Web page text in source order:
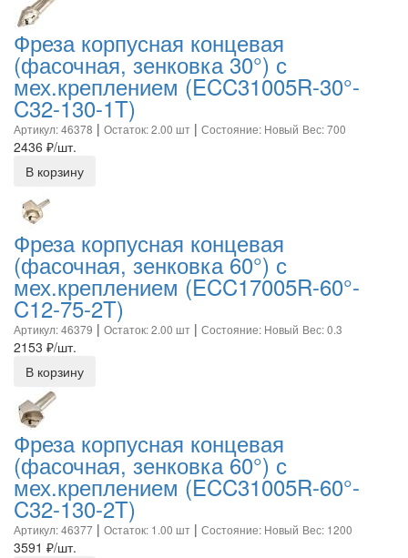
Фреза корпусная концевая
(фасочная, зенковка 30°) с
мех.креплением (ECC31005R-30°-
C32-130-1T)
Артикул: 46378 | Остаток: 2.00 шт | Состояние: Новый Вес: 700
2436 ₽/шт.
В корзину
Фреза корпусная концевая
(фасочная, зенковка 60°) с
мех.креплением (ECC17005R-60°-
C12-75-2T)
Артикул: 46379 | Остаток: 2.00 шт | Состояние: Новый Вес: 0.3
2153 ₽/шт.
В корзину
Фреза корпусная концевая
(фасочная, зенковка 60°) с
мех.креплением (ECC31005R-60°-
C32-130-2T)
Артикул: 46377 | Остаток: 1.00 шт | Состояние: Новый Вес: 1200
3591 ₽/шт.